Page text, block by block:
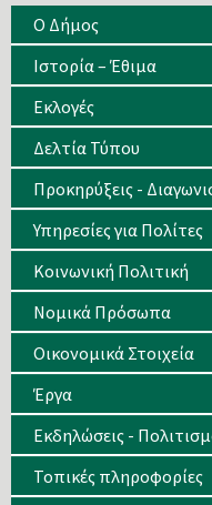
Ο Δήμος
Ιστορία – Έθιμα
Eκλογές
Δελτία Τύπου
Προκηρύξεις -
Υπηρεσίες για Πολίτες
Κοινωνική Πολιτική
Νομικά Πρόσωπα
Οικονομικά Στοιχεία
Έργα
Εκδηλώσεις -
Τοπικές πληροφορίες